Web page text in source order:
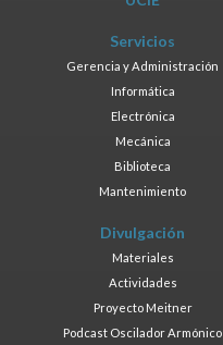
Servicios
Gerencia y Administración
Informática
Electrónica
Mecánica
Biblioteca
Mantenimiento
Divulgación
Materiales
Actividades
Proyecto Meitner
Podcast Oscilador Armónico